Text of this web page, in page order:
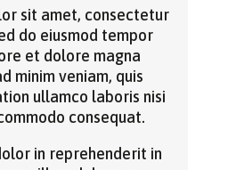
sit amet, consectetur
do eiusmod tempor
et dolore magna
minim veniam, quis
ullamco laboris nisi
consequat.
in reprehenderit in